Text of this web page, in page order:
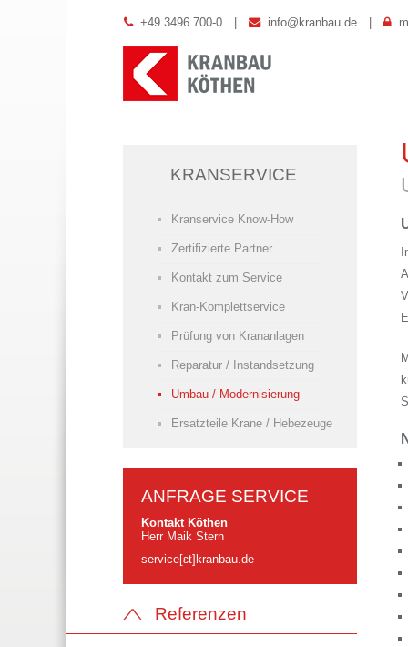
+49 3496 700-0 info@kranbau.de
KRANSERVICE
Kranservice Know-How
Zertifizierte Partner
Kontakt zum Service
Kran-Komplettservice
Prüfung von Krananlagen
Reparatur / Instandsetzung
Umbau / Modernisierung
Ersatzteile Krane / Hebezeuge
ANFRAGE SERVICE
Kontakt Köthen
Herr Maik Stern
service[ɛt]kranbau.de
Referenzen